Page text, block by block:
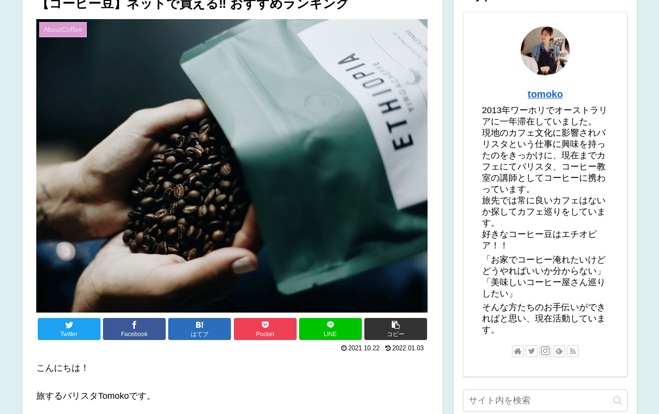
【コーヒー豆】ネットで買える‼︎ おすすめランキング
AboutCoffee
Twitter Facebook はてブ Pocket LINE コピー
2021.10.22 2022.01.03
こんにちは！
旅するバリスタTomokoです。
tomoko
2013年ワーホリでオーストラリ
アに一年滞在していました。
現地のカフェ文化に影響されバ
リスタという仕事に興味を持っ
たのをきっかけに、現在までカ
フェにてバリスタ、コーヒー教
室の講師としてコーヒーに携わ
っています。
旅先では常に良いカフェはない
か探してカフェ巡りをしていま
す。
好きなコーヒー豆はエチオピ
ア！！
「お家でコーヒー淹れたいけど
どうやればいいか分からない」
「美味しいコーヒー屋さん巡り
したい」
そんな方たちのお手伝いができ
ればと思い、現在活動していま
す。